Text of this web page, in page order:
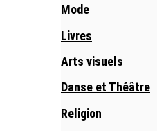
Mode
Livres
Arts visuels
Danse et Théâtre
Religion